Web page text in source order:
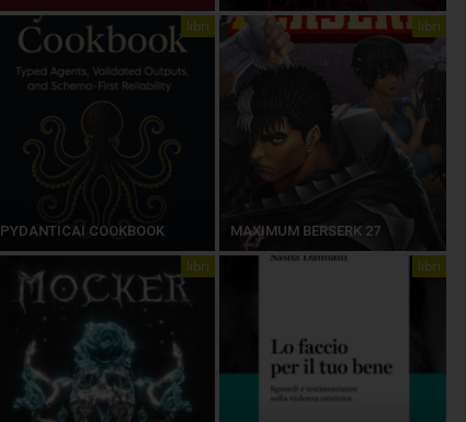
libri
PYDANTICAI COOKBOOK
libri
MAXIMUM BERSERK 27
libri libri